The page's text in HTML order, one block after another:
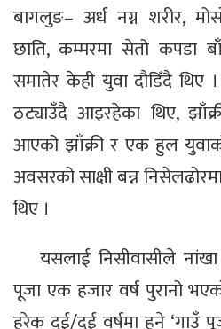
बागलुङ– अर्ध नग्न शरीर,
छाति, कम्मरमा सेतो कपडा
समातेर केही युवा दौडिँदै थिए
ठट्याउँदै आइरहेका थिए,
आएको झाँक्री र एक हुल
अवसरको साक्षी बन्न
थिए ।
यसलाई निसीवासीले
पूजा एक हजार वर्ष पुरानो
हरेक दुई/दुई वर्षमा हुने ‘गाउँ